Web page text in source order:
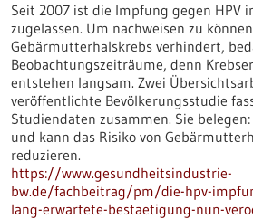
Seit 2007 ist die Impfung gegen HPV
zugelassen. Um nachweisen zu
Gebärmutterhalskrebs verhindert,
Beobachtungszeiträume, denn
entstehen langsam. Zwei
veröffentlichte Bevölkerungsstudie
Studiendaten zusammen. Sie
und kann das Risiko von
reduzieren.
https://www.gesundheitsindustrie-
bw.de/fachbeitrag/pm/die-hpv-
lang-erwartete-bestaetigung-nun-